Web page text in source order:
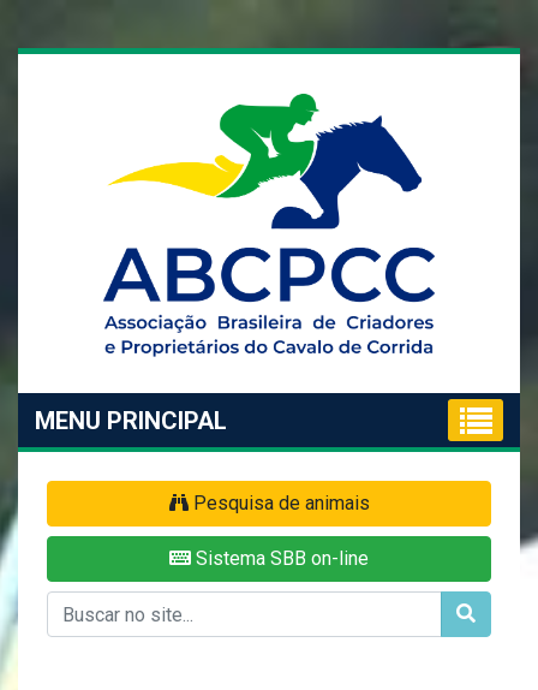
MENU PRINCIPAL
Pesquisa de animais
Sistema SBB on-line